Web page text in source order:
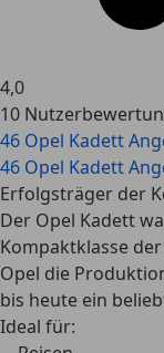
4,0
10
46 Opel Kadett
46 Opel Kadett
Erfolgsträger der
Der Opel Kadett
Kompaktklasse
Opel die
bis heute ein
Ideal für: